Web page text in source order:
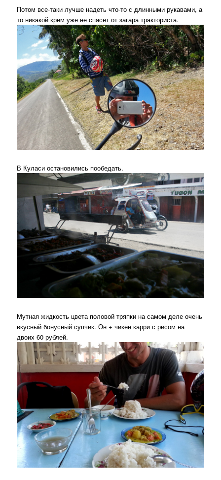
Потом все-таки лучше надеть что-то с длинными рукавами, а
то никакой крем уже не спасет от загара тракториста.
В Куласи остановились пообедать.
Мутная жидкость цвета половой тряпки на самом деле очень
вкусный бонусный супчик. Он + чикен карри с рисом на
двоих 60 рублей.